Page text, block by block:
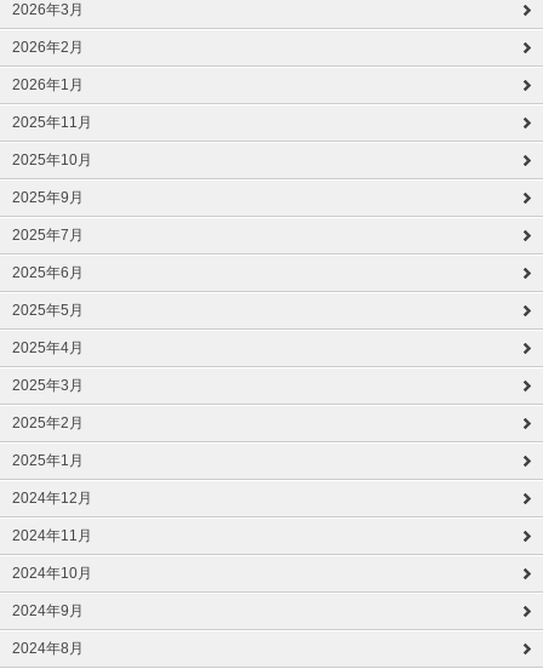
2026年3月
2026年2月
2026年1月
2025年11月
2025年10月
2025年9月
2025年7月
2025年6月
2025年5月
2025年4月
2025年3月
2025年2月
2025年1月
2024年12月
2024年11月
2024年10月
2024年9月
2024年8月